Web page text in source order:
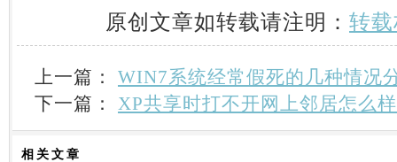
原创文章如转载请注明： 转
上一篇： WIN7系统经常假死的几种情况
下一篇： XP共享时打不开网上邻居怎么
相关 文章